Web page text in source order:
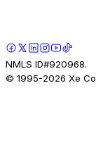
NMLS ID#920968.
© 1995-2026 Xe